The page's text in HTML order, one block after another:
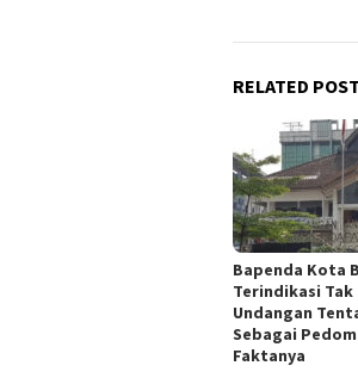
RELATED
Bapenda Kota
Terindikasi
Undangan
Sebagai
Faktanya